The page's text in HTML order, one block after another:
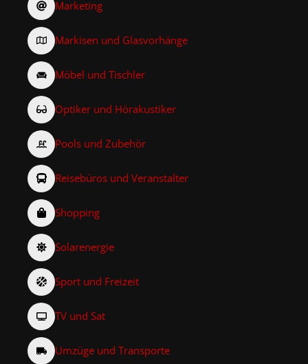
Marketing
Markisen und Glasvorhänge
Möbel und Tischler
Optiker und Hörakustiker
Pools und Zubehör
Reisebüros und Veranstalter
Shopping
Solarenergie
Sport und Freizeit
TV und Sat
Umzüge und Transporte